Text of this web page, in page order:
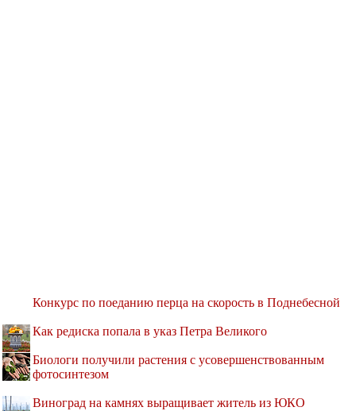
Конкурс по поеданию перца на скорость в Поднебесной
Как редиска попала в указ Петра Великого
Биологи получили растения с усовершенствованным
фотосинтезом
Виноград на камнях выращивает житель из ЮКО